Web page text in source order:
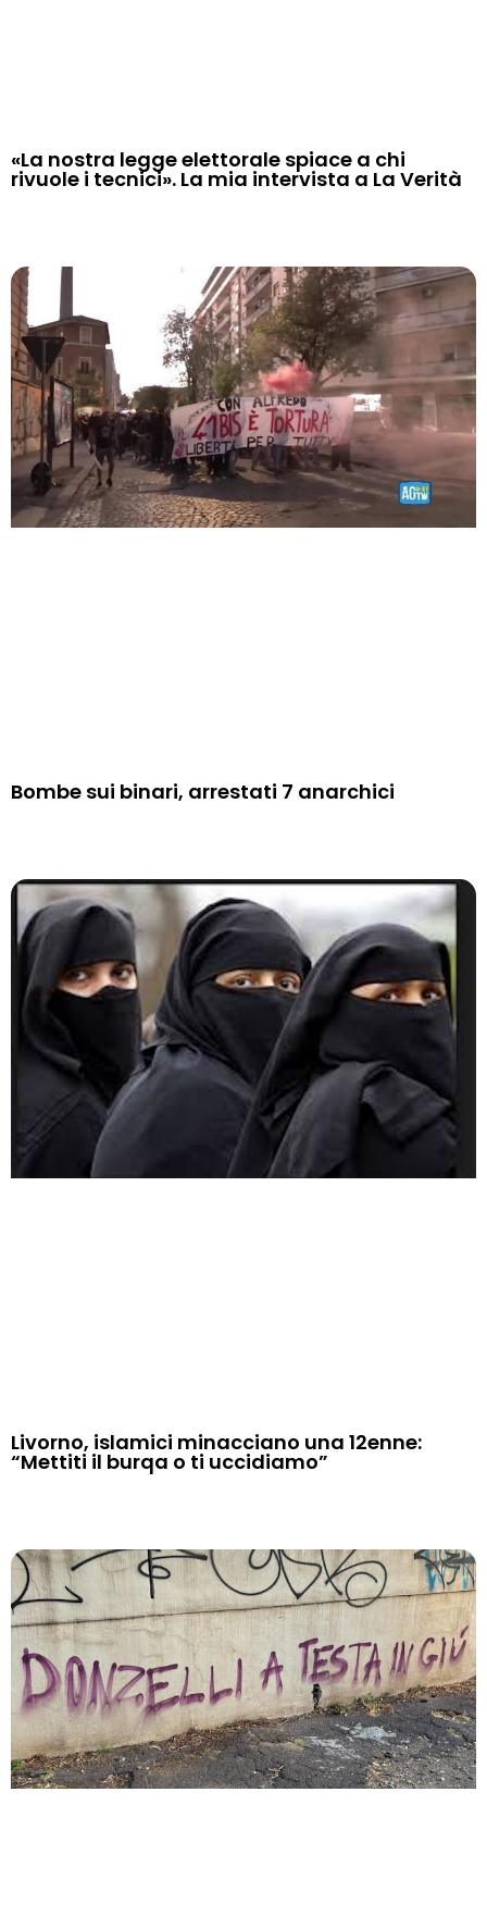
«La nostra legge elettorale spiace a chi
rivuole i tecnici». La mia intervista a La Verità
Bombe sui binari, arrestati 7 anarchici
Livorno, islamici minacciano una 12enne:
“Mettiti il burqa o ti uccidiamo”